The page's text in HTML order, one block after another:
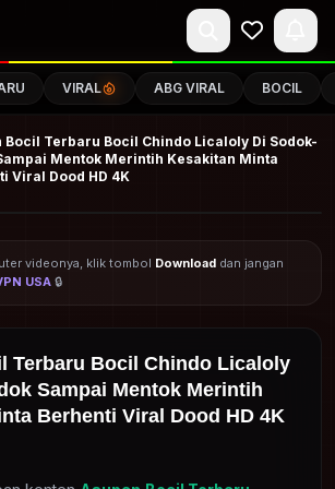
VIRAL ABG VIRAL BOCIL
Bocil Terbaru Bocil Chindo Licaloly Di Sodok-
Mentok Merintih Kesakitan Minta
Viral Dood HD 4K
videonya, klik tombol Download dan jangan
USA 🔒
Terbaru Bocil Chindo Licaloly
Sampai Mentok Merintih
Berhenti Viral Dood HD 4K